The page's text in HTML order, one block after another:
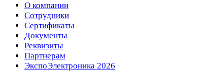
О компании
Сотрудники
Сертификаты
Документы
Реквизиты
Партнерам
ЭкспоЭлектроника 2026